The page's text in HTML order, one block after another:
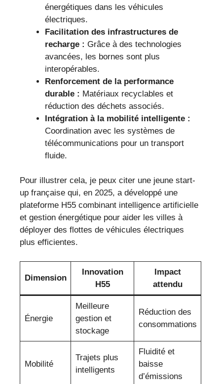
énergétiques dans les véhicules
électriques.
Facilitation des infrastructures de
recharge : Grâce à des technologies
avancées, les bornes sont plus
interopérables.
Renforcement de la performance
durable : Matériaux recyclables et
réduction des déchets associés.
Intégration à la mobilité intelligente :
Coordination avec les systèmes de
télécommunications pour un transport
fluide.
Pour illustrer cela, je peux citer une jeune start-
up française qui, en 2025, a développé une
plateforme H55 combinant intelligence artificielle
et gestion énergétique pour aider les villes à
déployer des flottes de véhicules électriques
plus efficientes.
Dimension
Innovation
H55
Impact
attendu
Énergie
Meilleure
gestion et
stockage
Réduction des
consommations
Mobilité
Trajets plus
intelligents
Fluidité et
baisse
d’émissions